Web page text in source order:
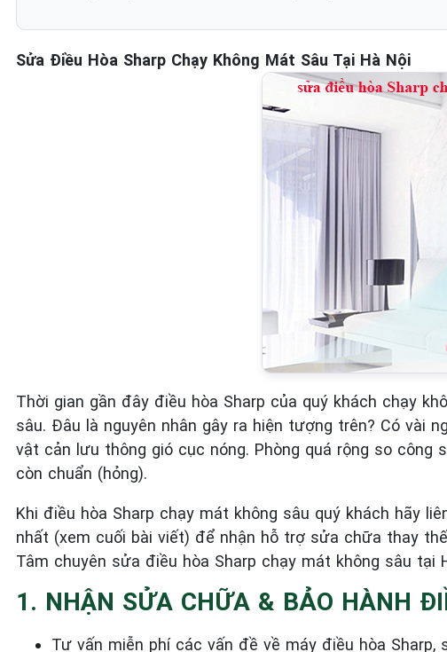
Sửa Điều Hòa Sharp Chạy Không Mát Sâu Tại Hà Nội
Thời gian gần đây điều hòa Sharp của quý khách chạy
sâu. Đâu là nguyên nhân gây ra hiện tượng trên? Có vài
vật cản lưu thông gió cục nóng. Phòng quá rộng so
còn chuẩn (hỏng).
Khi điều hòa Sharp chạy mát không sâu quý khách hãy
nhất (xem cuối bài viết) để nhận hỗ trợ sửa chữa thay
Tâm chuyên sửa điều hòa Sharp chạy mát không sâu
1. NHẬN SỬA CHỮA & BẢO HÀNH
Tư vấn miễn phí các vấn đề về máy điều hòa Sharp,